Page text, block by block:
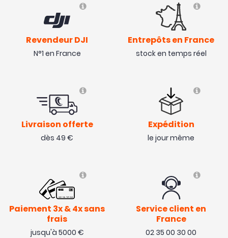
Revendeur DJI
N°1 en France
Entrepôts en France
stock en temps réel
Livraison offerte
dès 49 €
Expédition
le jour même
Paiement 3x & 4x sans
frais
jusqu'à 5000 €
Service client en
France
02 35 00 30 00